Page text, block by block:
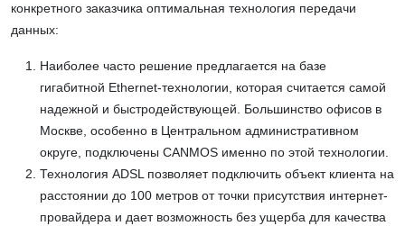
конкретного заказчика оптимальная технология передачи
данных:
Наиболее часто решение предлагается на базе
гигабитной Ethernet-технологии, которая считается самой
надежной и быстродействующей. Большинство офисов в
Москве, особенно в Центральном административном
округе, подключены CANMOS именно по этой технологии.
Технология ADSL позволяет подключить объект клиента на
расстоянии до 100 метров от точки присутствия интернет-
провайдера и дает возможность без ущерба для качества